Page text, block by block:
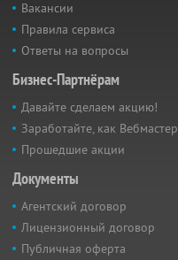
Вакансии
Правила сервиса
Ответы на вопросы
Бизнес-Партнёрам
Давайте сделаем акцию!
Заработайте, как Вебмастер
Прошедшие акции
Документы
Агентский договор
Лицензионный договор
Публичная оферта